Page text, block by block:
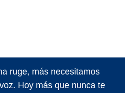
ruge, más necesitamos
Hoy más que nunca te